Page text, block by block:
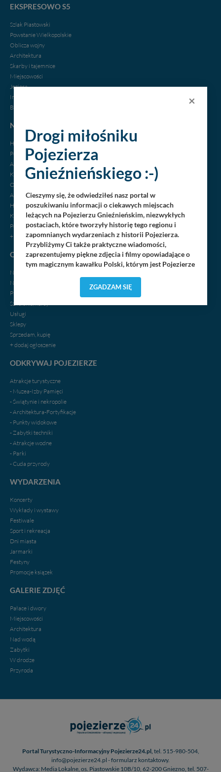
EKSPRESOWO S5
Szlak Piastowski
Powstanie Wielkopolskie
Oblicza wojny
Architektura
Skarby i tajemnice
Miejscowości
Jeziora
Imprezy
Biznes
NOCLEGI
Hotele
Pensjonaty
Agroturystyka
Kempingi
Ośrodki wypoczynkowe
Apartamenty
Hostele, motele
Kwatery, pokoje
Pola biwakowe
+ dodaj swój obiekt
OGŁOSZENIA
Nieruchomości
Noclegi
Praca
Szkolenia, kursy
Usługi
Sklepy
Sprzedam, kupię
+ dodaj ogłoszenie
ODKRYWAJ POJEZIERZE
Atrakcje turystyczne
- Muzea-Izby Pamięci
- Świątynie i nekropolie
- Architektura-Fortyfikacje
- Punkty widokowe
- Zabytki techniki
- Atrakcje wodne
- Parki
- Cuda przyrody
WYDARZENIA
Koncerty
Wykłady i wystawy
Festiwale
Sport i rekreacja
Dni miasta
Jarmarki
Festyny
Promocje ksiązek
GALERIE ZDJĘĆ
Pałace i dwory
Miejscowości
Architektura
Nad wodą
Zabytki
W drodze
Przyroda
Portal Turystyczno-Informacyjny Pojezierze24.pl, tel. 515-980-504,
info@pojezierze24.pl - formularz kontaktowy.
Wydawca: Media Lokalne, os. Piastowskie 10B/10, 62-200 Gniezno, tel. 507-
×
Drogi miłośniku
Pojezierza
Gnieźnieńskiego :-)
Cieszymy się, że odwiedziłeś nasz portal w
poszukiwaniu informacji o ciekawych miejscach
leżących na Pojezierzu Gnieźnieńskim, niezwykłych
postaciach, które tworzyły historię tego regionu i
zapomnianych wydarzeniach z historii Pojezierza.
Przybliżymy Ci także praktyczne wiadomości,
zaprezentujemy piękne zdjęcia i filmy opowiadające o
tym magicznym kawałku Polski, którym jest Pojezierze
Pojezierze Gnieźnieńskie odkrywać dla Ciebie na
składający się z pasjonatów, miłośników, czy wręcz
dnia wędruje po Pojezierzu Gnieźnieńskim, by rozwijać
portal, poprzez jego rozbudowę oraz dostarczanie
nowych treści i zdjęć.
Abyśmy nadal mogli to robić, potrzebujemy Twojej
dostosować do Twoich preferencji. Twoje dane (w tym
pliki cookies) będą zapisywane w celu usprawnienia
serwisu (zapamiętywanie pozycji na mapach, ostatnie
wyszukania, ulubione miejsca, logowania, itp).
Bezpieczeństwo Twoich danych jest dla nas
priorytetowe, bez poinformowania Ciebie nie będziemy
zmieniać zakresu naszych uprawnień. Twoje dane są u
informacji uzyskach w naszej
Klikając znak X lub przycisk PRZEJDŹ DO SERWISU
Nasz serwis nie wykorzystuje oraz nie udostępnia
Twoich danych innym podmiotom oraz osobom
Twoich danych jest elementem usługi (przekazanie
danych z formularza kontaktowego, przekazanie danych
w przypadku rezerwacji usług typu: nocleg, czartery,
itp). Więcej informacji o zasadach i funkcjonalności
serwisu w
Administratorem Twoich danych jest firma: Media
Piastowskim 10B/10. Możesz z nami skontaktować się
za pośrednictwem tej
W każdej chwili możesz: zażądać dostępu do swoich
danych, zażądać ich poprawienia lub usunięcia,
zabronić ich przetwarzania. Pamiętaj jednak, że nie
zawsze jest możliwe techniczne zrealizowanie Twoich
tych plików - w pewnych przypadkach nie możemy tego
Pojezierze Gnieźnieńskie - odkrywaj i wypoczywaj...
Pojezierze Gnieźnieńskie - na weekend, wycieczkę,
wakacje...
ZGADZAM SIĘ